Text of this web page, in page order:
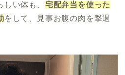
い体も、 宅配弁当を使った
をして、見事お腹の肉を撃退